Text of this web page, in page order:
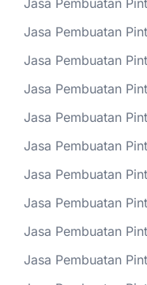
Jasa Pembuatan
Jasa Pembuatan
Jasa Pembuatan
Jasa Pembuatan
Jasa Pembuatan
Jasa Pembuatan
Jasa Pembuatan
Jasa Pembuatan
Jasa Pembuatan
Jasa Pembuatan